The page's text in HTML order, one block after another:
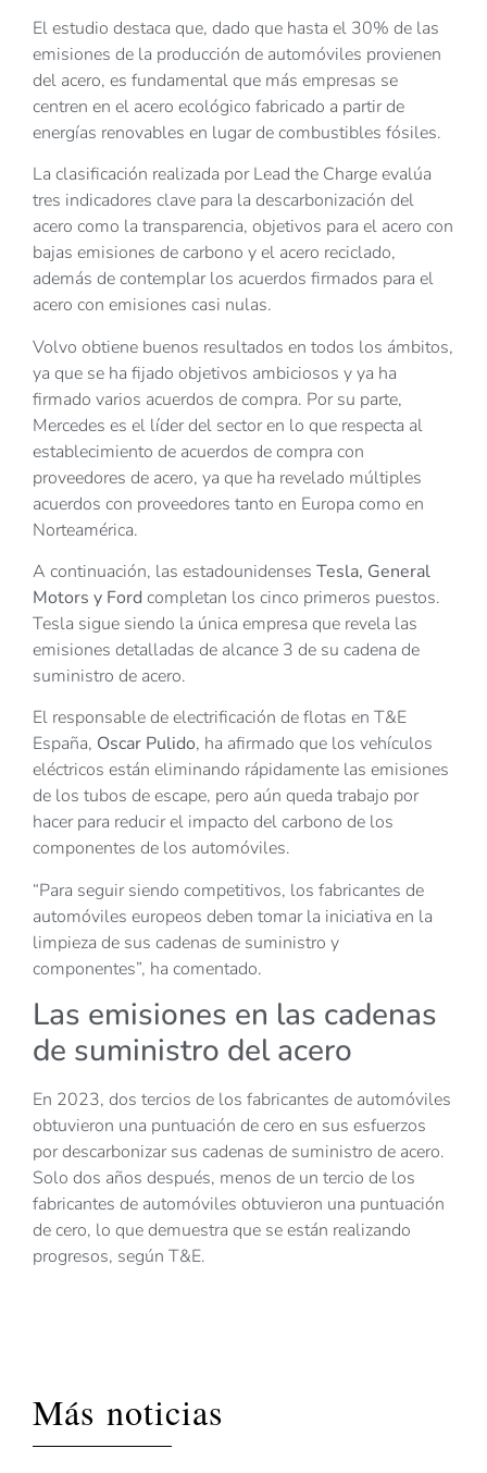
El estudio destaca que, dado que hasta el 30% de las
emisiones de la producción de automóviles provienen
del acero, es fundamental que más empresas se
centren en el acero ecológico fabricado a partir de
energías renovables en lugar de combustibles fósiles.
La clasificación realizada por Lead the Charge evalúa
tres indicadores clave para la descarbonización del
acero como la transparencia, objetivos para el acero con
bajas emisiones de carbono y el acero reciclado,
además de contemplar los acuerdos firmados para el
acero con emisiones casi nulas.
Volvo obtiene buenos resultados en todos los ámbitos,
ya que se ha fijado objetivos ambiciosos y ya ha
firmado varios acuerdos de compra. Por su parte,
Mercedes es el líder del sector en lo que respecta al
establecimiento de acuerdos de compra con
proveedores de acero, ya que ha revelado múltiples
acuerdos con proveedores tanto en Europa como en
Norteamérica.
A continuación, las estadounidenses Tesla, General
Motors y Ford completan los cinco primeros puestos.
Tesla sigue siendo la única empresa que revela las
emisiones detalladas de alcance 3 de su cadena de
suministro de acero.
El responsable de electrificación de flotas en T&E
España, Oscar Pulido, ha afirmado que los vehículos
eléctricos están eliminando rápidamente las emisiones
de los tubos de escape, pero aún queda trabajo por
hacer para reducir el impacto del carbono de los
componentes de los automóviles.
“Para seguir siendo competitivos, los fabricantes de
automóviles europeos deben tomar la iniciativa en la
limpieza de sus cadenas de suministro y
componentes”, ha comentado.
Las emisiones en las cadenas
de suministro del acero
En 2023, dos tercios de los fabricantes de automóviles
obtuvieron una puntuación de cero en sus esfuerzos
por descarbonizar sus cadenas de suministro de acero.
Solo dos años después, menos de un tercio de los
fabricantes de automóviles obtuvieron una puntuación
de cero, lo que demuestra que se están realizando
progresos, según T&E.
Más noticias